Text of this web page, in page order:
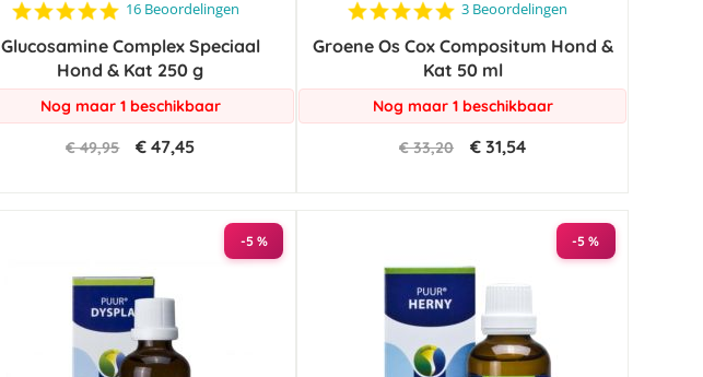
4.8
rating
16 Beoordelingen
Glucosamine Complex Speciaal
Hond & Kat 250 g
Nog maar 1 beschikbaar
€ 49,95 € 47,45
5.0
rating
3 Beoordelingen
Groene Os Cox Compositum Hond &
Kat 50 ml
Nog maar 1 beschikbaar
€ 33,20 € 31,54
-5 % -5 %